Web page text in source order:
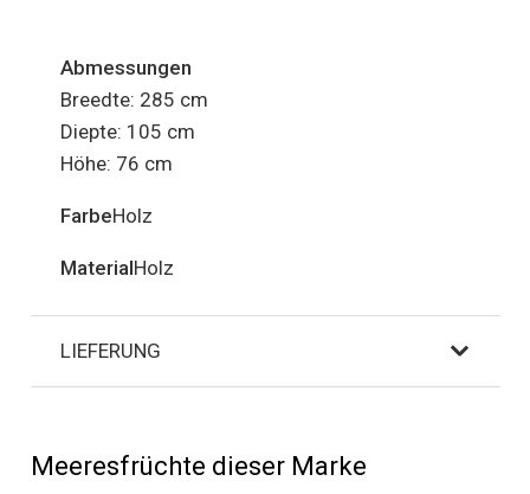
Abmessungen
Breedte: 285 cm
Diepte: 105 cm
Höhe: 76 cm
FarbeHolz
MaterialHolz
LIEFERUNG
Meeresfrüchte dieser Marke